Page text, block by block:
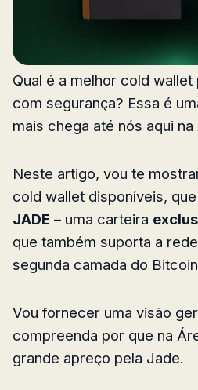
Qual é a melhor cold
com segurança? Essa é
mais chega até nós aqui
Neste artigo, vou te
cold wallet disponíveis,
JADE – uma carteira
que também suporta a
segunda camada do
Vou fornecer uma visão
compreenda por que na
grande apreço pela Jade.